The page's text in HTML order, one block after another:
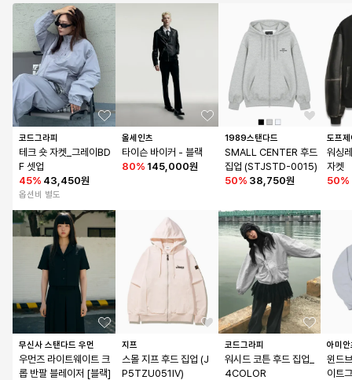
코드그라피
테크 숏 자켓_그레이BD
F 셋업
45% 43,450원
옵션비 별도
무신사 스탠다드 우먼
우먼즈 라이트웨이트 크
롭 반팔 블레이저 [블랙]
올세인츠
타이슨 바이커 - 블랙
80% 145,000원
지프
스몰 지프 후드 집업 (J
P5TZU051IV)
1989스탠다드
SMALL CENTER 후드
집업 (STJSTD-0015)
50% 38,750원
코드그라피
워시드 코튼 후드 집업_
4COLOR
도프
워싱
자켓
50%
아미
윈드
이트